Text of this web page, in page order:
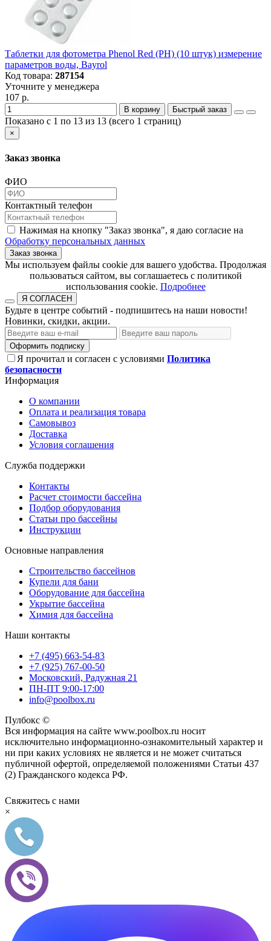
Таблетки для фотометра Phenol Red (PH) (10 штук) измерение
параметров воды, Bayrol
Код товара: 287154
Уточните у менеджера
107 р.
В корзину Быстрый заказ
Показано с 1 по 13 из 13 (всего 1 страниц)
×
Заказ звонка
ФИО
Контактный телефон
Нажимая на кнопку "Заказ звонка", я даю согласие на
Обработку персональных данных
Заказ звонка
​​​​​​​Мы используем файлы cookie для вашего удобства. Продолжая
пользоваться сайтом, вы соглашаетесь с политикой
использования cookie.​​​​​​​ Подробнее
Я СОГЛАСЕН
Будьте в центре событий - подпишитесь на наши новости!
Новинки, скидки, акции.
Оформить подписку
Я прочитал и согласен с условиями Политика
безопасности
Информация
О компании
Оплата и реализация товара
Самовывоз
Доставка
Условия соглашения
Служба поддержки
Контакты
Расчет стоимости бассейна
Подбор оборудования
Статьи про бассейны
Инструкции
Основные направления
Строительство бассейнов
Купели для бани
Оборудование для бассейна
Укрытие бассейна
Химия для бассейна
Наши контакты
+7 (495) 663-54-83
+7 (925) 767-00-50
Московский, Радужная 21
ПН-ПТ 9:00-17:00
info@poolbox.ru
Пулбокс ©
Вся информация на сайте www.poolbox.ru носит
исключительно информационно-ознакомительный характер и
ни при каких условиях не является и не может считаться
публичной офертой, определяемой положениями Статьи 437
(2) Гражданского кодекса РФ.
Свяжитесь с нами
×